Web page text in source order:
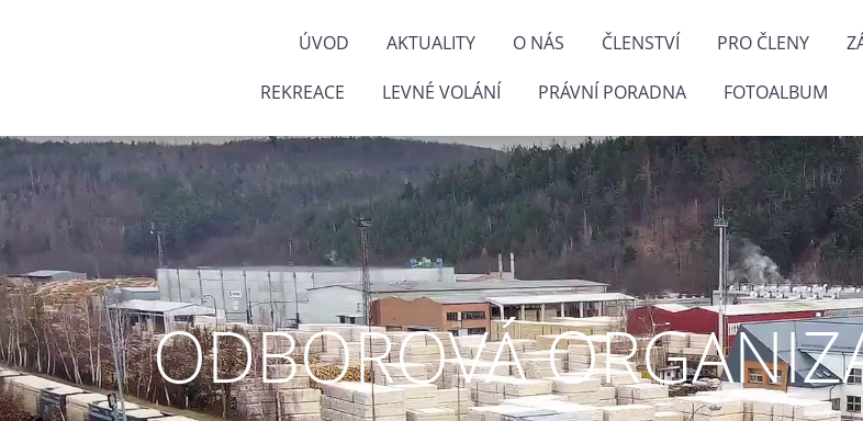
ÚVOD AKTUALITY O NÁS ČLENSTVÍ PRO ČLENY
REKREACE LEVNÉ VOLÁNÍ PRÁVNÍ PORADNA FOTOALBUM
ODBOROVÁ